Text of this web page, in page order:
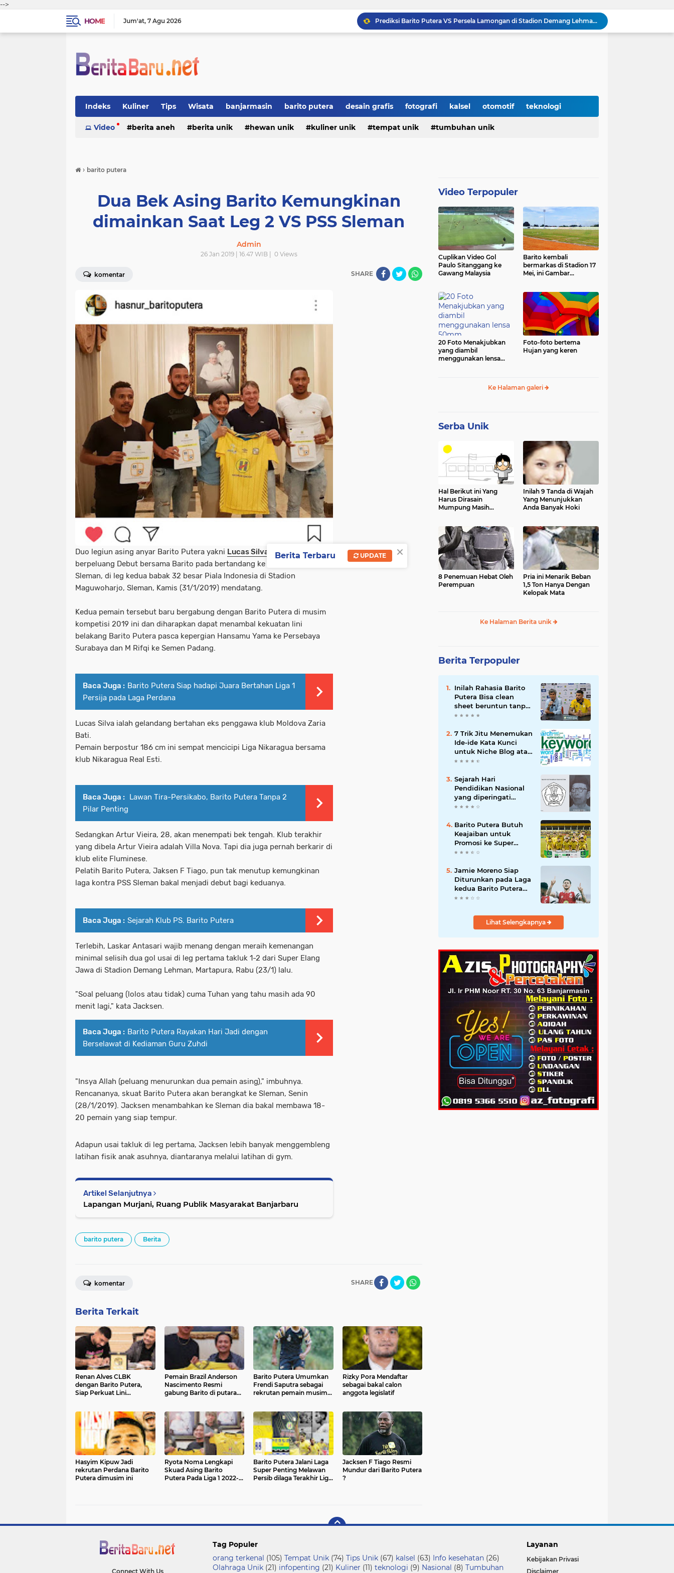
-->
HOME
Jum'at 7 Agu 2026
Prediksi Barito Putera VS Persela Lamongan di Stadion Demang Lehman Pekan ke enam Liga 2 Grup 2 Championship 2025/26
Hajar Persiku 2-0, Barito Putera Lanjutkan Tren Kemenangan Beruntun
7 Trik Jitu Menemukan Ide-ide Kata Kunci untuk Niche Blog atau Website Kita
Indeks Kuliner Tips Wisata banjarmasin barito putera desain grafis fotografi kalsel otomotif teknologi
Video berita aneh berita unik hewan unik kuliner unik tempat unik tumbuhan unik
› barito putera
Dua Bek Asing Barito Kemungkinan
dimainkan Saat Leg 2 VS PSS Sleman
Admin
26 Jan 2019 | 16.47 WIB | 0Views
komentar SHARE
Duo legiun asing anyar Barito Putera yakni Lucas Silva dan Artur Viera
berpeluang Debut bersama Barito pada bertandang ke markas PSS
Sleman, di leg kedua babak 32 besar Piala Indonesia di Stadion
Maguwoharjo, Sleman, Kamis (31/1/2019) mendatang.
Kedua pemain tersebut baru bergabung dengan Barito Putera di musim
kompetisi 2019 ini dan diharapkan dapat menambal kekuatan lini
belakang Barito Putera pasca kepergian Hansamu Yama ke Persebaya
Surabaya dan M Rifqi ke Semen Padang.
Baca Juga : Barito Putera Siap hadapi Juara Bertahan Liga 1
Persija pada Laga Perdana
Lucas Silva ialah gelandang bertahan eks penggawa klub Moldova Zaria
Bati.
Pemain berpostur 186 cm ini sempat mencicipi Liga Nikaragua bersama
klub Nikaragua Real Esti.
Baca Juga : Lawan Tira-Persikabo, Barito Putera Tanpa 2
Pilar Penting
Sedangkan Artur Vieira, 28, akan menempati bek tengah. Klub terakhir
yang dibela Artur Vieira adalah Villa Nova. Tapi dia juga pernah berkarir di
klub elite Fluminese.
Pelatih Barito Putera, Jaksen F Tiago, pun tak menutup kemungkinan
laga kontra PSS Sleman bakal menjadi debut bagi keduanya.
Baca Juga : Sejarah Klub PS. Barito Putera
Terlebih, Laskar Antasari wajib menang dengan meraih kemenangan
minimal selisih dua gol usai di leg pertama takluk 1-2 dari Super Elang
Jawa di Stadion Demang Lehman, Martapura, Rabu (23/1) lalu.
"Soal peluang (lolos atau tidak) cuma Tuhan yang tahu masih ada 90
menit lagi," kata Jacksen.
Baca Juga : Barito Putera Rayakan Hari Jadi dengan
Berselawat di Kediaman Guru Zuhdi
"Insya Allah (peluang menurunkan dua pemain asing)," imbuhnya.
Rencananya, skuat Barito Putera akan berangkat ke Sleman, Senin
(28/1/2019). Jacksen menambahkan ke Sleman dia bakal membawa 18-
20 pemain yang siap tempur.
Adapun usai takluk di leg pertama, Jacksen lebih banyak menggembleng
latihan fisik anak asuhnya, diantaranya melalui latihan di gym.
Artikel Selanjutnya
Lapangan Murjani, Ruang Publik Masyarakat Banjarbaru
barito putera Berita
SHARE
komentar
Berita Terkait
Renan Alves CLBK
dengan Barito Putera,
Siap Perkuat Lini
Pemain Brazil Anderson
Nascimento Resmi
gabung Barito di putaran
Barito Putera Umumkan
Frendi Saputra sebagai
rekrutan pemain musim
Rizky Pora Mendaftar
sebagai bakal calon
anggota legislatif
Hasyim Kipuw Jadi
rekrutan Perdana Barito
Putera dimusim ini
Ryota Noma Lengkapi
Skuad Asing Barito
Putera Pada Liga 1 2022-
Barito Putera Jalani Laga
Super Penting Melawan
Persib dilaga Terakhir Liga
Jacksen F Tiago Resmi
Mundur dari Barito Putera
?
Video Terpopuler
Cuplikan Video Gol
Paulo Sitanggang ke
Gawang Malaysia
Barito kembali
bermarkas di Stadion 17
Mei, ini Gambar
20 Foto Menakjubkan
yang diambil
menggunakan lensa
Foto-foto bertema
Hujan yang keren
Ke Halaman galeri
Serba Unik
Hal Berikut ini Yang
Harus Dirasain
Mumpung Masih
Inilah 9 Tanda di Wajah
Yang Menunjukkan
Anda Banyak Hoki
8 Penemuan Hebat Oleh
Perempuan
Pria ini Menarik Beban
1,5 Ton Hanya Dengan
Kelopak Mata
Ke Halaman Berita unik
Berita Terpopuler
Inilah Rahasia Barito
Putera Bisa clean
sheet beruntun tanpa
Kebobolan Hingga
7 Trik Jitu Menemukan
Ide-ide Kata Kunci
untuk Niche Blog atau
Website Kita
Sejarah Hari
Pendidikan Nasional
yang diperingati
setiap 2 Mei
Barito Putera Butuh
Keajaiban untuk
Promosi ke Super
League Musim Depan,
Sleman
Jamie Moreno Siap
Diturunkan pada Laga
kedua Barito Putera
VS Deltras
Lihat Selengkapnya
Connect With Us
Tag Populer
orang terkenal (105) Tempat Unik (74) Tips Unik (67) kalsel (63) Info kesehatan (26)
Olahraga Unik (21) infopenting (21) Kuliner (11) teknologi (9) Nasional (8) Tumbuhan
Layanan
Kebijakan Privasi
Disclaimer
×
Berita Terbaru UPDATE